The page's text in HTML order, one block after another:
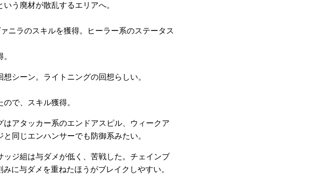
う廃材が散乱するエリアへ。
ニラのスキルを獲得。ヒーラー系のステータス
シーン。ライトニングの回想らしい。
で、スキル獲得。
アタッカー系のエンドアスピル、ウィークア
同じエンハンサーでも防御系みたい。
ジ組は与ダメが低く、苦戦した。チェインブ
に与ダメを重ねたほうがブレイクしやすい。